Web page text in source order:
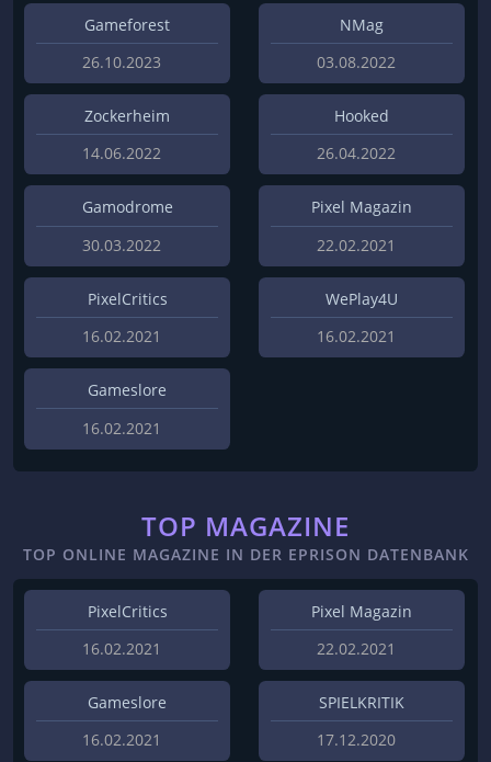
Gameforest
26.10.2023
NMag
03.08.2022
Zockerheim
14.06.2022
Hooked
26.04.2022
Gamodrome
30.03.2022
Pixel Magazin
22.02.2021
PixelCritics
16.02.2021
WePlay4U
16.02.2021
Gameslore
16.02.2021
TOP MAGAZINE
TOP ONLINE MAGAZINE IN DER EPRISON DATENBANK
PixelCritics
16.02.2021
Pixel Magazin
22.02.2021
Gameslore
16.02.2021
SPIELKRITIK
17.12.2020